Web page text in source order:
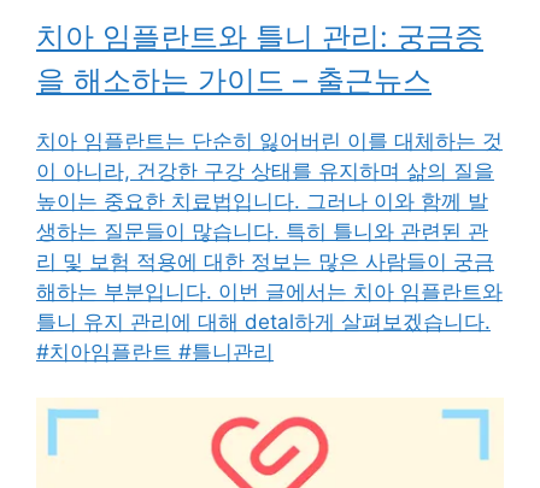
치아 임플란트와 틀니 관리: 궁금증
을 해소하는 가이드 – 출근뉴스
치아 임플란트는 단순히 잃어버린 이를 대체하는 것
이 아니라, 건강한 구강 상태를 유지하며 삶의 질을
높이는 중요한 치료법입니다. 그러나 이와 함께 발
생하는 질문들이 많습니다. 특히 틀니와 관련된 관
리 및 보험 적용에 대한 정보는 많은 사람들이 궁금
해하는 부분입니다. 이번 글에서는 치아 임플란트와
틀니 유지 관리에 대해 detal하게 살펴보겠습니다.
#치아임플란트 #틀니관리